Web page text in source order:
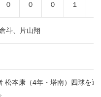
０ ０ ０ １
斗、片山翔
本康（4年・塔南）四球を選